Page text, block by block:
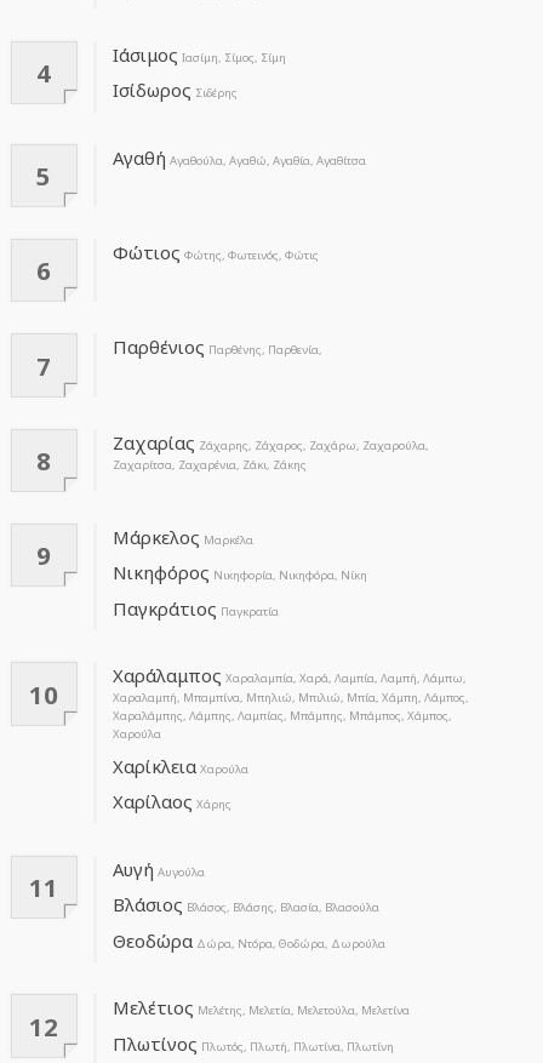
4
Ιάσιμος Ιασίμη, Σίμος, Σίμη
Ισίδωρος Σιδέρης
5
Αγαθή Αγαθούλα, Αγαθώ, Αγαθία, Αγαθίτσα
6
Φώτιος Φώτης, Φωτεινός, Φώτις
7
Παρθένιος Παρθένης, Παρθενία,
8
Ζαχαρίας Ζάχαρης, Ζάχαρος, Ζαχάρω, Ζαχαρούλα,
Ζαχαρίτσα, Ζαχαρένια, Ζάκι, Ζάκης
9
Μάρκελος Μαρκέλα
Νικηφόρος Νικηφορία, Νικηφόρα, Νίκη
Παγκράτιος Παγκρατία
10
Χαράλαμπος Xαραλαμπία, Χαρά, Λαμπία, Λαμπή, Λάμπω,
Χαραλαμπή, Μπαμπίνα, Μπηλιώ, Μπιλιώ, Μπία, Χάμπη, Λάμπος,
Χαραλάμπης, Λάμπης, Λαμπίας, Μπάμπης, Μπάμπος, Χάμπος,
Χαρούλα
Χαρίκλεια Χαρούλα
Χαρίλαος Χάρης
11
Αυγή Αυγούλα
Βλάσιος Βλάσος, Βλάσης, Βλασία, Βλασούλα
Θεοδώρα Δώρα, Ντόρα, Θοδώρα, Δωρούλα
12
Μελέτιος Μελέτης, Μελετία, Μελετούλα, Μελετίνα
Πλωτίνος Πλωτός, Πλωτή, Πλωτίνα, Πλωτίνη